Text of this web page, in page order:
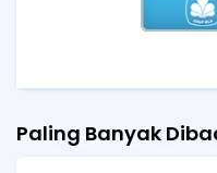
Paling Banyak